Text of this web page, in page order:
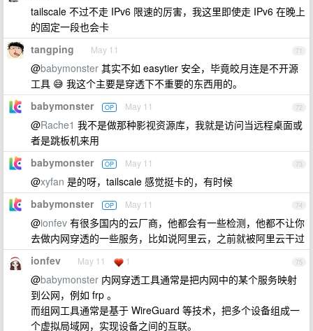
tailscale 不过不走 IPv6 限速的厉害，我这里即使走 IPv6 在晚上
的固定一段也会卡
71
tangping May 11
@babymonster 其实不如 easytier 安全，毕竟皎月连是不开源
工具 😅 我这个主要是穿透下不重要的东西用的。
72
babymonster OP May 11
@Rache1 我不是做那种影视资源库，我就是访问当远程桌面或
者是跳板机来用
73
babymonster OP May 11
@xyfan 是的呀，tailscale 感觉挺卡的，有时候
74
babymonster OP May 11
@ionfev 有很多国内的云厂商，他都会有一些检测，他都不让你
去做内网穿透的一些服务，比如说阿里云，之前就被阿里云干过
75
ionfev May 11 1
@babymonster 内网穿透工具通常是把内网中的某个服务映射
到公网，例如 frp 。
而组网工具通常是基于 WireGuard 等技术，把多个设备组成一
个虚拟局域网，实现设备之间的互联。